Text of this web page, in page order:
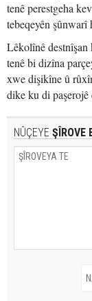
tenê perestgeha
tebeqeyên şûnwarî
Lêkolînê
tenê bi dizîna
xwe dişikîne û
dike ku di
NÛÇEYE ŞÎROVE